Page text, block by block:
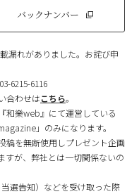
バックナンバー
漏れがありました。お詫び申
6215-6116
合わせはこちら。
和樂web』にて運営している
」のみになります。
稿を無断使用しプレゼント企画
すが、弊社とは一切関係ないの
選告知）などを受け取った際